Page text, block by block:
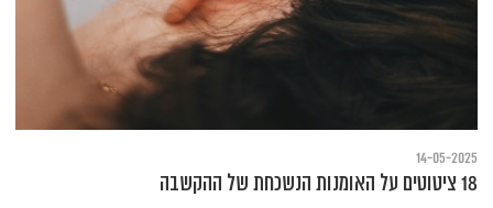
14-05-2025
18 ציטוטים על האומנות הנשכחת של ההקשבה